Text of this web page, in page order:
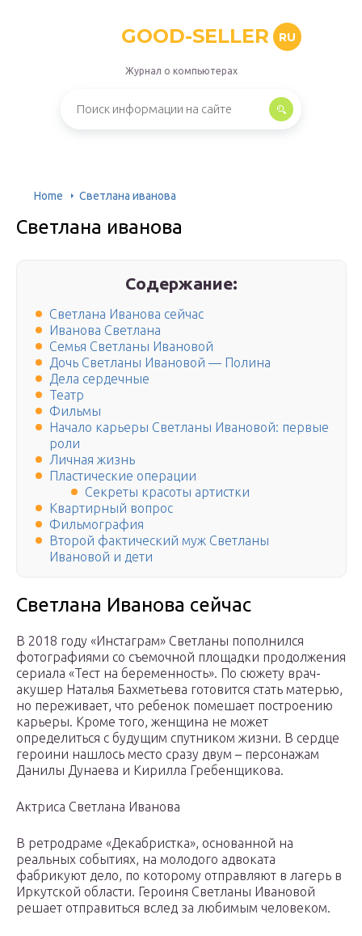
GOOD-SELLER RU
Журнал о компьютерах
Home Светлана иванова
Светлана иванова
Содержание:
Светлана Иванова сейчас
Иванова Светлана
Семья Светланы Ивановой
Дочь Светланы Ивановой — Полина
Дела сердечные
Театр
Фильмы
Начало карьеры Светланы Ивановой: первые
роли
Личная жизнь
Пластические операции
Секреты красоты артистки
Квартирный вопрос
Фильмография
Второй фактический муж Светланы
Ивановой и дети
Светлана Иванова сейчас
В 2018 году «Инстаграм» Светланы пополнился
фотографиями со съемочной площадки продолжения
сериала «Тест на беременность». По сюжету врач-
акушер Наталья Бахметьева готовится стать матерью,
но переживает, что ребенок помешает построению
карьеры. Кроме того, женщина не может
определиться с будущим спутником жизни. В сердце
героини нашлось место сразу двум – персонажам
Данилы Дунаева и Кирилла Гребенщикова.
Актриса Светлана Иванова
В ретродраме «Декабристка», основанной на
реальных событиях, на молодого адвоката
фабрикуют дело, по которому отправляют в лагерь в
Иркутской области. Героиня Светланы Ивановой
решает отправиться вслед за любимым человеком.